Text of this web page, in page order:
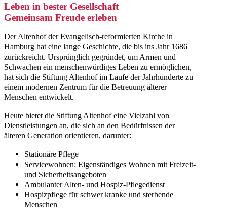
Informationen
zur
Geschichte
und
den
Angeboten
der
Stiftung
Altenhof.
Leben in bester Gesellschaft
Gemeinsam Freude erleben
Der Altenhof der Evangelisch-reformierten Kirche in
Hamburg hat eine lange Geschichte, die bis ins Jahr 1686
zurückreicht. Ursprünglich gegründet, um Armen und
Schwachen ein menschenwürdiges Leben zu ermöglichen,
hat sich die Stiftung Altenhof im Laufe der Jahrhunderte zu
einem modernen Zentrum für die Betreuung älterer
Menschen entwickelt.
Heute bietet die Stiftung Altenhof eine Vielzahl von
Dienstleistungen an, die sich an den Bedürfnissen der
älteren Generation orientieren, darunter:
Stationäre Pflege
Servicewohnen: Eigenständiges Wohnen mit Freizeit-
und Sicherheitsangeboten
Ambulanter Alten- und Hospiz-Pflegedienst
Hospizpflege für schwer kranke und sterbende
Menschen